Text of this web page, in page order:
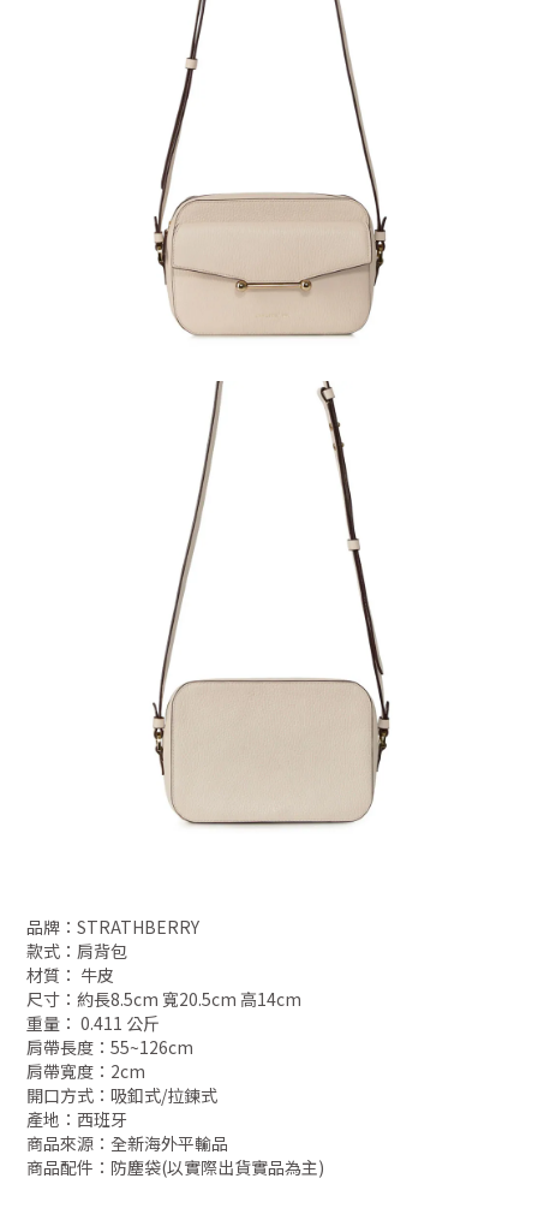
品牌：STRATHBERRY
款式：肩背包
材質： 牛皮
尺寸：約長8.5cm 寬20.5cm 高14cm
重量： 0.411 公斤
肩帶長度：55~126cm
肩帶寬度：2cm
開口方式：吸釦式/拉鍊式
產地：西班牙
商品來源：全新海外平輸品
商品配件：防塵袋(以實際出貨實品為主)